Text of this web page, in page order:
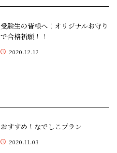
受験生の皆様へ！オリジナルお守り
で合格祈願！！
2020.12.12
おすすめ！なでしこプラン
2020.11.03